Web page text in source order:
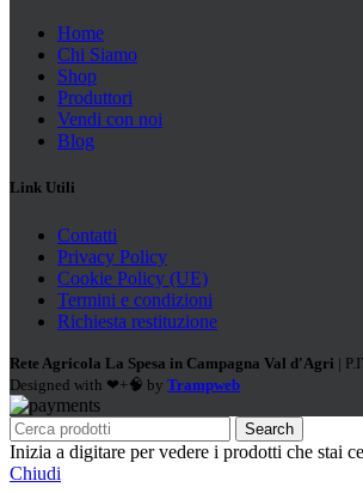
Home
Chi Siamo
Shop
Produttori
Vendi con noi
Blog
Link Utili
Contatti
Privacy Policy
Cookie Policy (UE)
Termini e condizioni
Richiesta restituzione
Rete Agricola La Spesa in Campagna Val d'Agri |
Designed with ❤+🧠 by Trampweb
Search
Inizia a digitare per vedere i prodotti che stai
Chiudi